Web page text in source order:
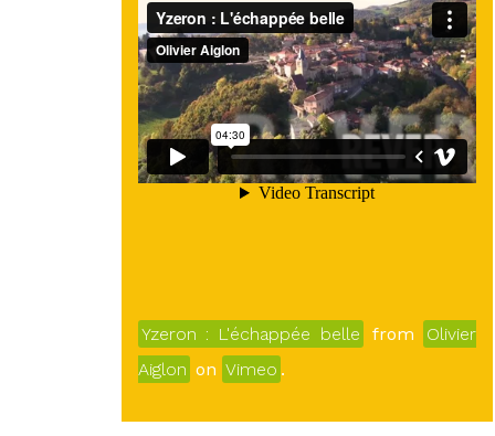
Yzeron : L'échappée belle from
Olivier
Aiglon on Vimeo .